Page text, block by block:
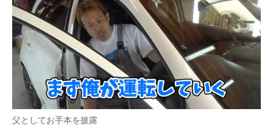
父としてお手本を披露